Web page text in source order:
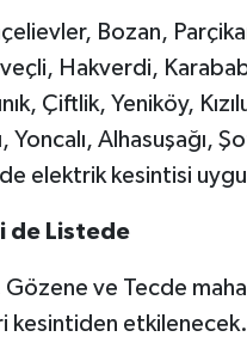
Bozan,
Hakverdi,
Çiftlik, Yeniköy,
Yoncalı,
elektrik kesintisi
de Listede
ve Tecde
kesintiden etkilenecek.